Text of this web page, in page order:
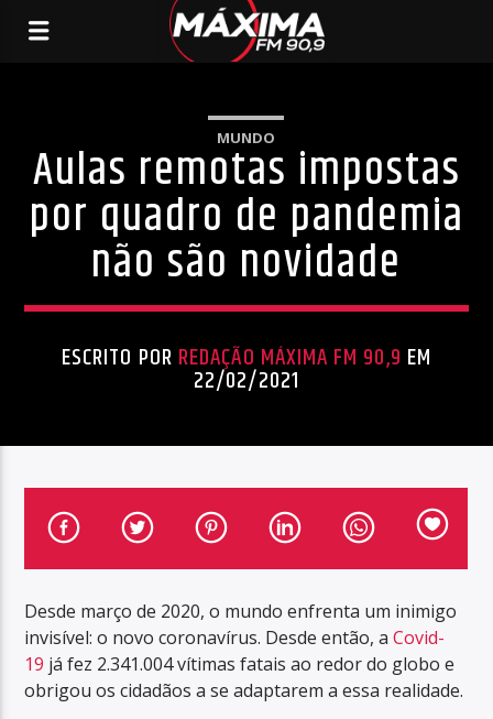
MUNDO
Aulas remotas impostas
por quadro de pandemia
não são novidade
ESCRITO POR REDAÇÃO MÁXIMA FM 90,9 EM
22/02/2021
Desde março de 2020, o mundo enfrenta um inimigo
invisível: o novo coronavírus. Desde então, aCovid-
19 já fez 2.341.004 vítimas fatais ao redor do globo e
obrigou os cidadãos a se adaptarem a essa realidade.